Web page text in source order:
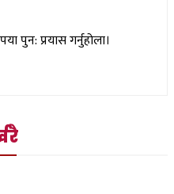
पुन: प्रयास गर्नुहोला।